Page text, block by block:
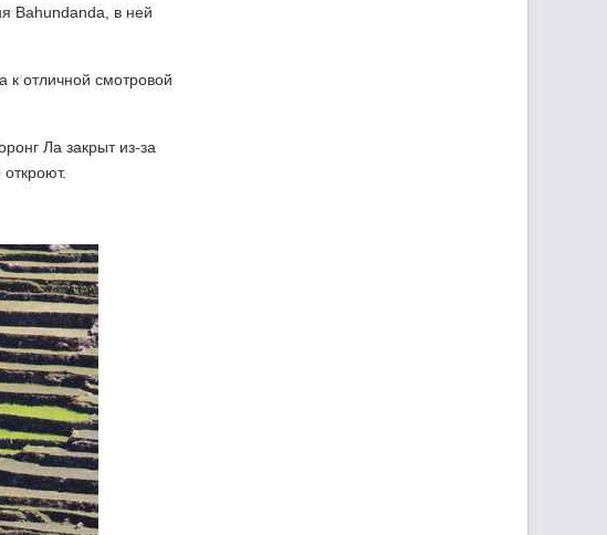
Bahundanda, в ней
к отличной смотровой
Ла закрыт из-за